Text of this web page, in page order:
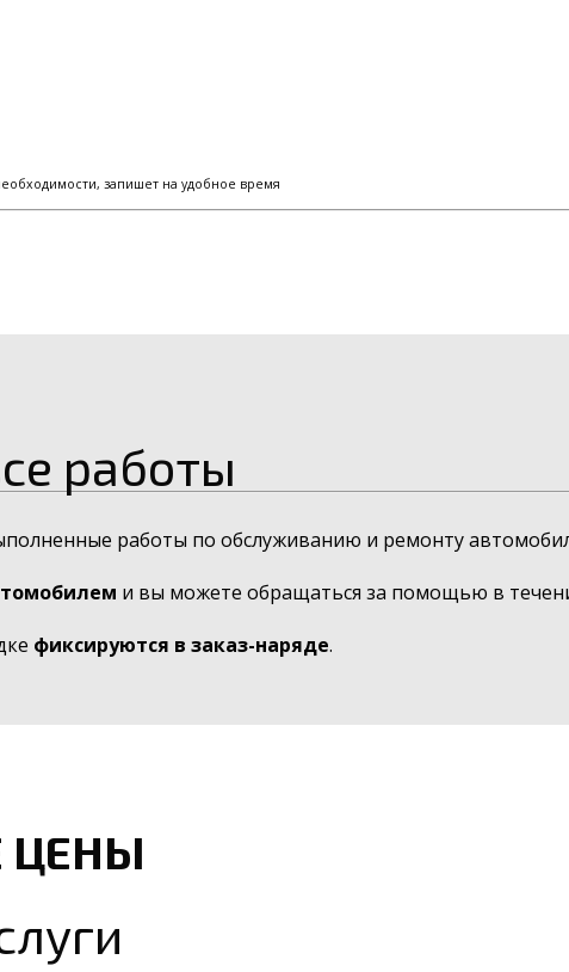
запишет на удобное время
работы
работы по обслуживанию и ремонту
и вы можете обращаться за помощью в
фиксируются в заказ-наряде.
ЦЕНЫ